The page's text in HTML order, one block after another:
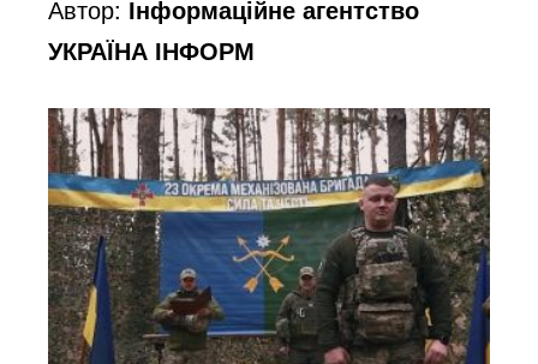
e
o
Автор: Інформаційне агентство
УКРАЇНА ІНФОРМ